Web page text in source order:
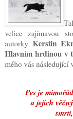
velice zajímavou
autorky Kerstin
Hlavním hrdinou v
mého vás následující
Pes je
a jejích